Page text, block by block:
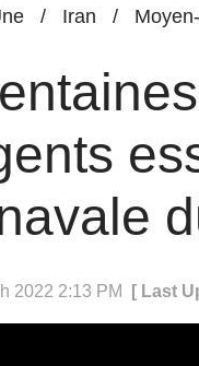
/ Iran /
2022 2:13 PM [ Last